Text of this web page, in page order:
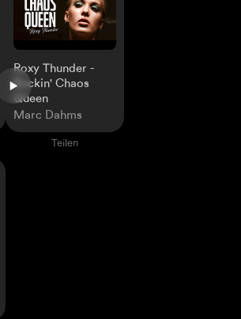
Roxy Thunder -
Rockin' Chaos
Queen
Marc Dahms
Teilen